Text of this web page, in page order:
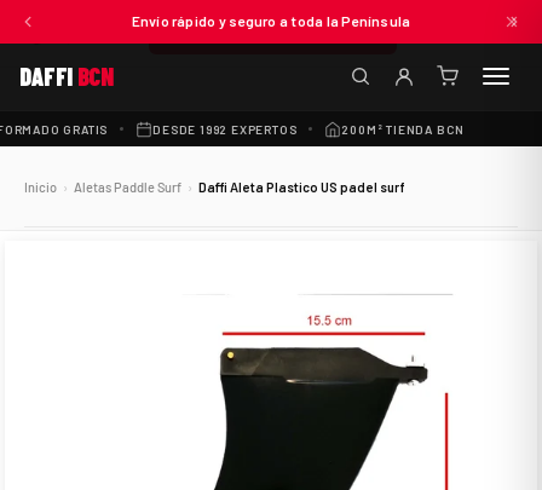
Envío rápido y seguro a toda la Península
DAFFI BCN
(0
GRATIS DESDE 1992 EXPERTOS 200M² TIENDA BCN
€32,00 ANADIR AL CARRITO
Inicio › Aletas Paddle Surf › Daffi Aleta Plastico US padel surf